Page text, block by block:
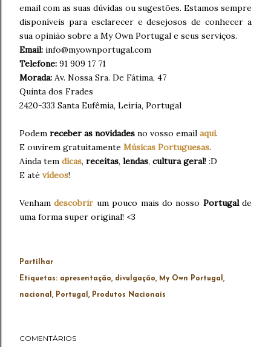
email com as suas dúvidas ou sugestões. Estamos sempre
disponíveis para esclarecer e desejosos de conhecer a
sua opinião sobre a My Own Portugal e seus serviços.
Email: info@myownportugal.com
Telefone: 91 909 17 71
Morada: Av. Nossa Sra. De Fátima, 47
Quinta dos Frades
2420-333 Santa Eufêmia, Leiria, Portugal
Podem receber as novidades no vosso email aqui.
E ouvirem gratuitamente Músicas Portuguesas.
Ainda tem dicas, receitas, lendas, cultura geral! :D
E até vídeos!
Venhamdescobrir um pouco mais do nosso Portugal de
uma forma super original! <3
Partilhar
Etiquetas: apresentação divulgação My Own Portugal
nacional Portugal Produtos Nacionais
COMENTÁRIOS